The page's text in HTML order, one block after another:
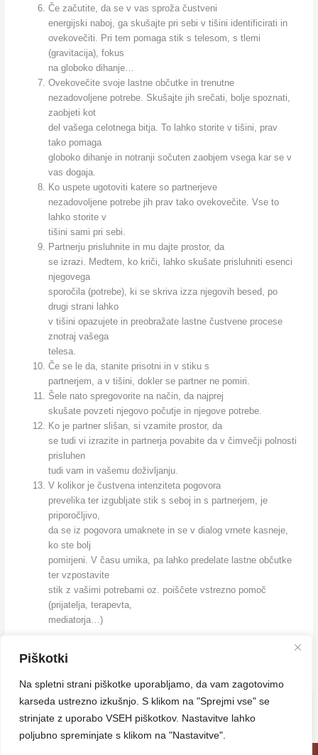
Piškotki
Na spletni strani piškotke uporabljamo, da vam zagotovimo
karseda ustrezno izkušnjo. S klikom na "Sprejmi vse" se
strinjate z uporabo VSEH piškotkov. Nastavitve lahko
poljubno spreminjate s klikom na "Nastavitve".
Če začutite, da se v vas sproža čustveni
energijski naboj, ga skušajte pri sebi v tišini identificirati in
ovekovečiti. Pri tem pomaga stik s telesom, s tlemi
(gravitacija), fokus
na globoko dihanje…
Ovekovečite svoje lastne občutke in trenutne
nezadovoljene potrebe. Skušajte jih srečati, bolje spoznati,
zaobjeti kot
del vašega celotnega bitja. To lahko storite v tišini, prav
tako pomaga
globoko dihanje in notranji sočuten zaobjem vsega kar se v
vas dogaja.
Ko uspete ugotoviti katere so partnerjeve
nezadovoljene potrebe jih prav tako ovekovečite. Vse to
lahko storite v
tišini sami pri sebi.
Partnerju prisluhnite in mu dajte prostor, da
se izrazi. Medtem, ko kriči, lahko skušate prisluhniti esenci
njegovega
sporočila (potrebe), ki se skriva izza njegovih besed, po
drugi strani lahko
v tišini opazujete in preobražate lastne čustvene procese
znotraj vašega
telesa.
Če se le da, stanite prisotni in v stiku s
partnerjem, a v tišini, dokler se partner ne pomiri.
Šele nato spregovorite na način, da najprej
skušate povzeti njegovo počutje in njegove potrebe.
Ko je partner slišan, si vzamite prostor, da
se tudi vi izrazite in partnerja povabite da v čimvečji polnosti
prisluhen
tudi vam in vašemu doživljanju.
V kolikor je čustvena intenziteta pogovora
prevelika ter izgubljate stik s seboj in s partnerjem, je
priporočljivo,
da se iz pogovora umaknete in se v dialog vrnete kasneje,
ko ste bolj
pomirjeni. V času umika, pa lahko predelate lastne občutke
ter vzpostavite
stik z vašimi potrebami oz. poiščete vstrezno pomoč
(prijatelja, terapevta,
mediatorja…)
Previous Prispevek Next Prispevek